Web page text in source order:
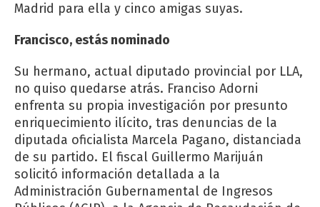
Madrid para ella y cinco amigas suyas.
Francisco, estás nominado
Su hermano, actual diputado provincial por LLA,
no quiso quedarse atrás. Franciso Adorni
enfrenta su propia investigación por presunto
enriquecimiento ilícito, tras denuncias de la
diputada oficialista Marcela Pagano, distanciada
de su partido. El fiscal Guillermo Marijuán
solicitó información detallada a la
Administración Gubernamental de Ingresos